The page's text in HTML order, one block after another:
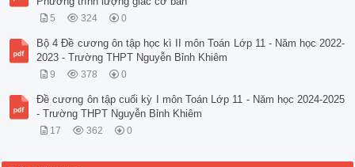
5 324 0
Bộ 4 Đề cương ôn tập học kì II môn Toán Lớp 11 - Năm học 2022-
2023 - Trường THPT Nguyễn Bỉnh Khiêm
9 378 0
Đề cương ôn tập cuối kỳ I môn Toán Lớp 11 - Năm học 2024-2025
- Trường THPT Nguyễn Bỉnh Khiêm
17 362 0